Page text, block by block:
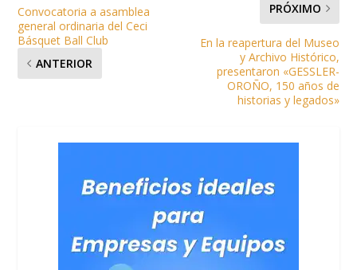
Convocatoria a asamblea
general ordinaria del Ceci
Básquet Ball Club
ANTERIOR
PRÓXIMO
En la reapertura del Museo
y Archivo Histórico,
presentaron «GESSLER-
OROÑO, 150 años de
historias y legados»